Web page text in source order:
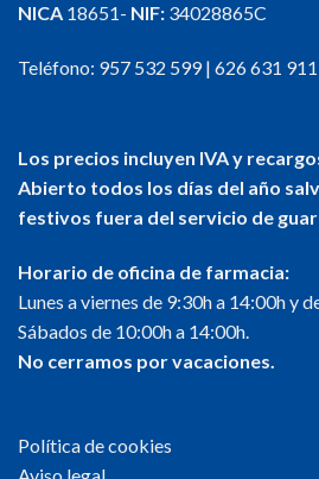
NICA 18651- NIF: 34028865C
Teléfono: 957 532 599| 626 631 911
Los precios incluyen IVA y
Abierto todos los días del año
festivos fuera del servicio de
Horario de oficina de farmacia:
Lunes a viernes de 9:30h a 14:00h y
Sábados de 10:00h a 14:00h.
No cerramos por vacaciones.
Política de cookies
Aviso legal